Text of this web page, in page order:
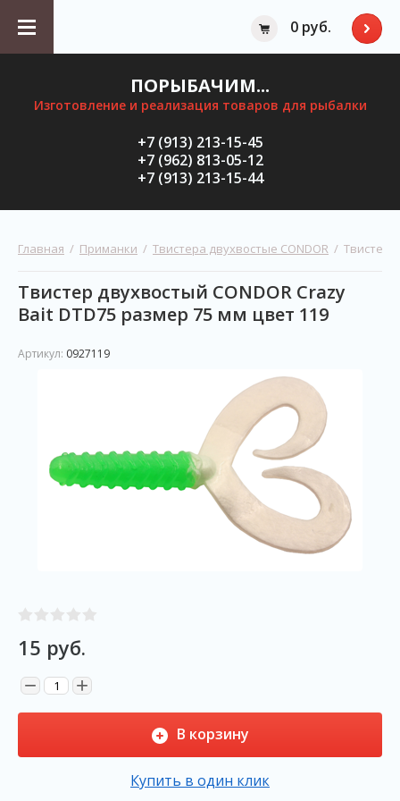
0 руб.
ПОРЫБАЧИМ...
Изготовление и реализация товаров для рыбалки
+7 (913) 213-15-45
+7 (962) 813-05-12
+7 (913) 213-15-44
Главная
  /
Приманки
  /
Твистера двухвостые CONDOR
/
Твистер двухвостый CONDOR Crazy
Bait DTD75 размер 75 мм цвет 119
Артикул: 0927119
15 руб.
− +
В корзину
Купить в один клик